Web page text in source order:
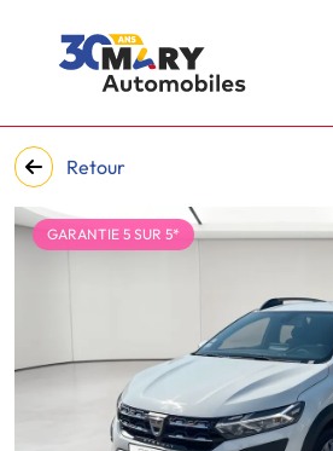
Retour
GARANTIE 5 SUR 5*